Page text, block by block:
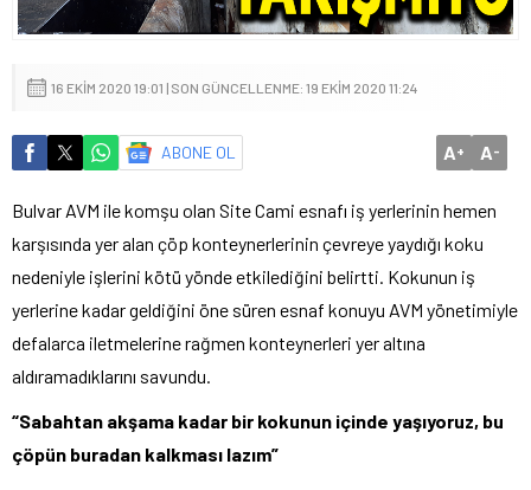
16 EKIM 2020 19:01 | SON GÜNCELLENME: 19 EKIM 2020 11:24
ABONE OL A+ A-
Bulvar AVM ile komşu olan Site Cami esnafı iş yerlerinin hemen
karşısında yer alan çöp konteynerlerinin çevreye yaydığı koku
nedeniyle işlerini kötü yönde etkilediğini belirtti. Kokunun iş
yerlerine kadar geldiğini öne süren esnaf konuyu AVM yönetimiyle
defalarca iletmelerine rağmen konteynerleri yer altına
aldıramadıklarını savundu.
“Sabahtan akşama kadar bir kokunun içinde yaşıyoruz, bu
çöpün buradan kalkması lazım”